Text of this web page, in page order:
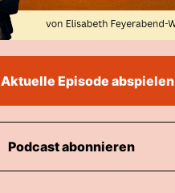
Aktuelle Episode abspielen
Podcast abonnieren